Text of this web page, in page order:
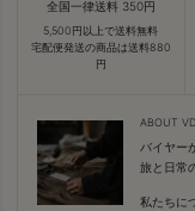
全国一律送料 350円
5,500円以上で送料無料
宅配便発送の商品は送料880
円
ABOUT
バイヤー
旅と日常
私たち